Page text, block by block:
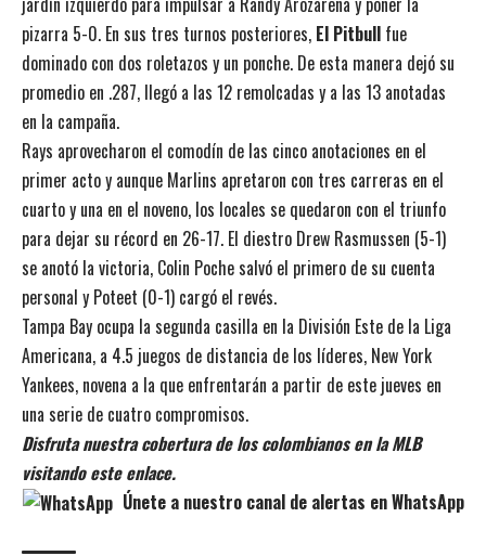
pizarra 5-0. En sus tres turnos posteriores, El Pitbull fue
dominado con dos roletazos y un ponche. De esta manera dejó su
promedio en .287, llegó a las 12 remolcadas y a las 13 anotadas
en la campaña.
Rays aprovecharon el comodín de las cinco anotaciones en el
primer acto y aunque Marlins apretaron con tres carreras en el
cuarto y una en el noveno, los locales se quedaron con el triunfo
para dejar su récord en 26-17. El diestro Drew Rasmussen (5-1)
se anotó la victoria, Colin Poche salvó el primero de su cuenta
personal y Poteet (0-1) cargó el revés.
Tampa Bay ocupa la segunda casilla en la División Este de la Liga
Americana, a 4.5 juegos de distancia de los líderes, New York
Yankees, novena a la que enfrentarán a partir de este jueves en
una serie de cuatro compromisos.
Disfruta nuestra cobertura de los colombianos en la MLB
visitando este enlace.
Únete a nuestro canal de alertas en WhatsApp